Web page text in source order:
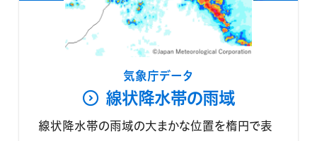
気象庁データ
線状降水帯の雨域
線状降水帯の雨域の大まかな位置を楕円で表